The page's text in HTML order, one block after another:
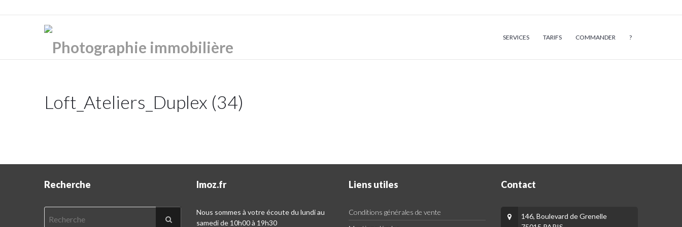
SERVICES TARIFS COMMANDER ?
Loft_Ateliers_Duplex (34)
Recherche Imoz.fr
Nous sommes à votre écoute du lundi au
samedi de 10h00 à 19h30
Liens utiles
Conditions générales de vente
Contact
146, Boulevard de Grenelle